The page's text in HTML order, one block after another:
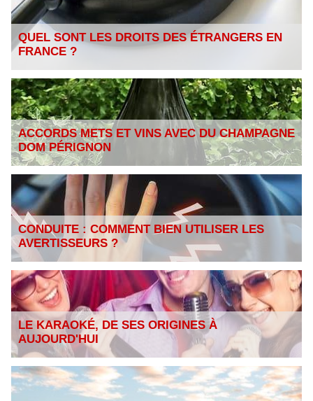
QUEL SONT LES DROITS DES ÉTRANGERS EN
FRANCE ?
ACCORDS METS ET VINS AVEC DU CHAMPAGNE
DOM PÉRIGNON
CONDUITE : COMMENT BIEN UTILISER LES
AVERTISSEURS ?
LE KARAOKÉ, DE SES ORIGINES À
AUJOURD'HUI